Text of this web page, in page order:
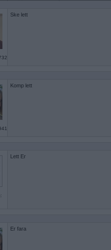
Ske lett
Komp lett
Lett Er
Er fara